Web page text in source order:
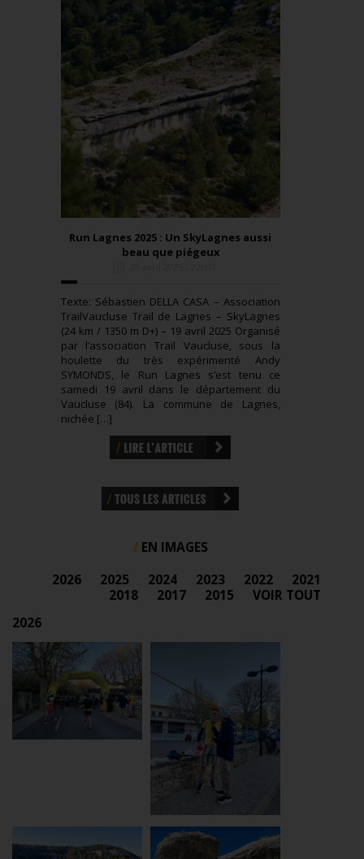
Run Lagnes 2025 : Un SkyLagnes aussi
beau que piégeux
Texte: Sébastien DELLA CASA – Association
TrailVaucluse Trail de Lagnes – SkyLagnes
(24 km / 1350 m D+) – 19 avril 2025 Organisé
par l’association Trail Vaucluse, sous la
houlette du très expérimenté Andy
SYMONDS, le Run Lagnes s’est tenu ce
samedi 19 avril dans le département du
Vaucluse (84). La commune de Lagnes,
nichée […]
EN IMAGES
2026
2025 2024 2023 2022
2021
2018
2017 2015
VOIR TOUT
2026